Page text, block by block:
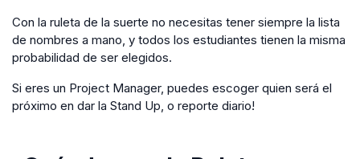
Con la ruleta de la suerte no necesitas tener siempre la lista
de nombres a mano, y todos los estudiantes tienen la misma
probabilidad de ser elegidos.
Si eres un Project Manager, puedes escoger quien será el
próximo en dar la Stand Up, o reporte diario!